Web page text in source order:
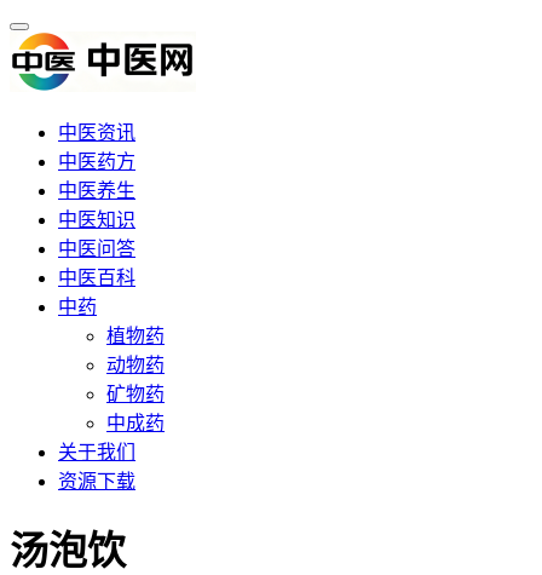
中医资讯
中医药方
中医养生
中医知识
中医问答
中医百科
中药
植物药
动物药
矿物药
中成药
关于我们
资源下载
汤泡饮